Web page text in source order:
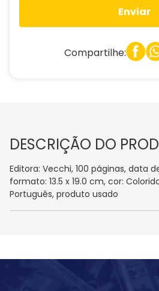
Enviar
Compartilhe:
DESCRIÇÃO DO
Editora: Vecchi, 100 páginas, data
formato: 13.5 x 19.0 cm, cor:
Português, produto usado